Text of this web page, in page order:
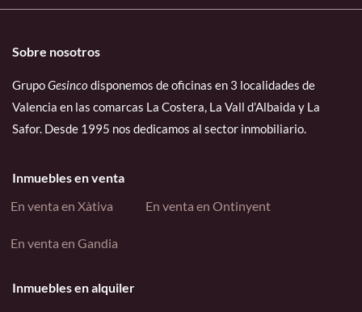
Sobre nosotros
GrupoGesinco disponemos de oficinas en 3 localidades de
Valencia en las comarcas La Costera, La Vall d’Albaida y La
Safor. Desde 1995 nos dedicamos al sector inmobiliario.
Inmuebles en venta
En venta en Xàtiva
En venta en Ontinyent
En venta en Gandia
Inmuebles en alquiler